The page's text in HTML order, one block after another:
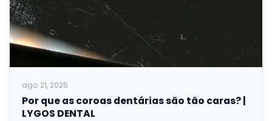
ago 21, 2025
Por que as coroas dentárias são tão caras? |
LYGOS DENTAL